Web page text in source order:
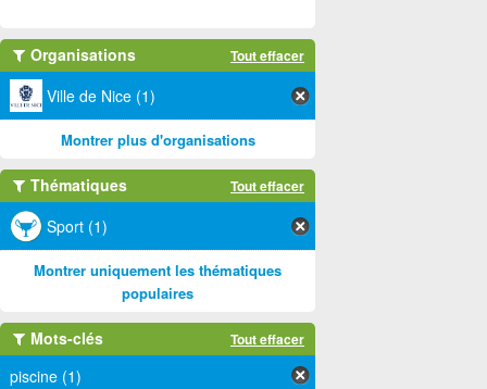
Organisations Tout effacer
Ville de Nice (1)
Montrer plus d'organisations
Thématiques Tout effacer
Sport (1)
Montrer uniquement les thématiques
populaires
Mots-clés Tout effacer
piscine (1)